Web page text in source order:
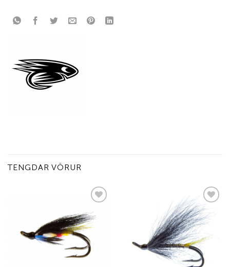
TENGDAR VÖRUR
wishlist
Add to
wishlist